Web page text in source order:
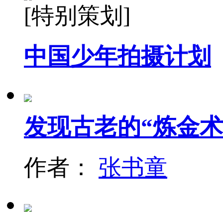
[特别策划]
中国少年拍摄计划
发现古老的“炼金
作者： 张书童